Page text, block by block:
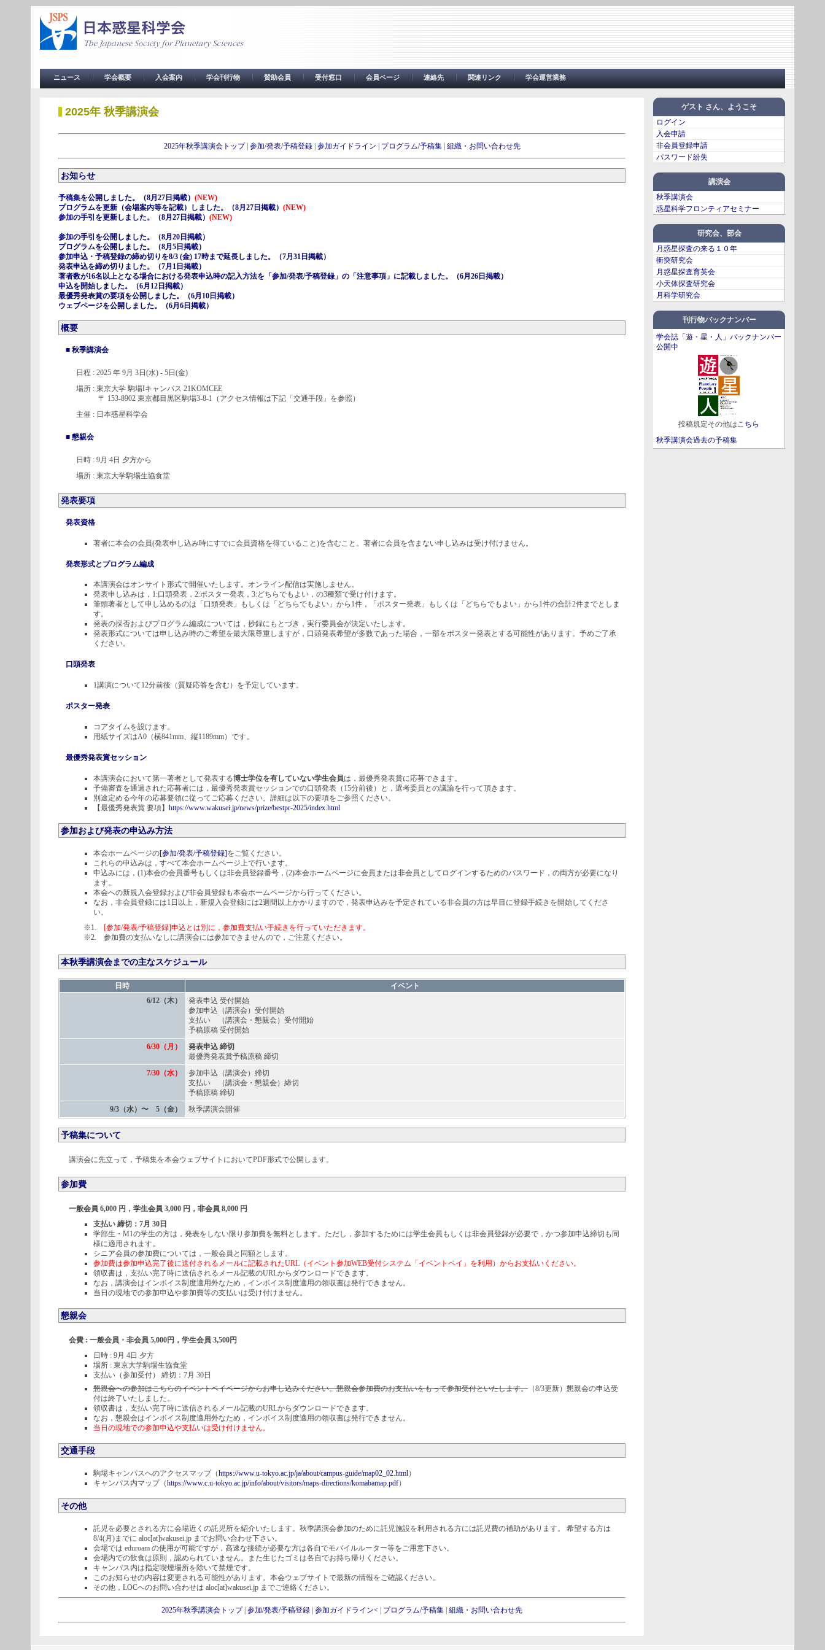
ニュース 学会概要 入会案内 学会刊行物 賛助会員 受付窓口 会員ページ 連絡先 関連リンク 学会運営業務
ゲスト さん、ようこそ
ログイン
入会申請
非会員登録申請
パスワード紛失
講演会
秋季講演会
惑星科学フロンティアセミナー
研究会、部会
月惑星探査の来る１０年
衝突研究会
月惑星探査育英会
小天体探査研究会
月科学研究会
刊行物バックナンバー
学会誌「遊・星・人」バックナンバー
公開中
投稿規定その他はこちら
秋季講演会過去の予稿集
2025年 秋季講演会
2025年秋季講演会トップ| 参加/発表/予稿登録| 参加ガイドライン プログラム/予稿集| 組織・お問い合わせ先
お知らせ
予稿集を公開しました。（8月27日掲載） (NEW)
プログラムを更新（会場案内等を記載）しました。（8月27日掲載） (NEW)
参加の手引 を更新しました。（8月27日掲載） (NEW)
参加の手引を公開しました。（8月20日掲載）
プログラムを公開しました。（8月5日掲載）
参加申込・予稿登録の締め切りを8/3 (金) 17時まで延長しました。（7月31日掲載）
発表申込を締め切りました。（7月1日掲載）
著者数が16名以上となる場合における発表申込時の記入方法を「参加/発表/予稿登録」の「注意事項」に記載しました。（6月26日掲載）
申込を開始しました。（6月12日掲載）
最優秀発表賞の要項を公開しました。（6月10日掲載）
ウェブページを公開しました。（6月6日掲載）
概要
■ 秋季講演会
日程 : 2025 年 9月 3日(水) - 5日(金)
場所 : 東京大学 駒場Iキャンパス 21KOMCEE
〒 153-8902 東京都目黒区駒場3-8-1（アクセス情報は下記「交通手段」を参照）
主催 : 日本惑星科学会
■ 懇親会
日時 : 9月 4日 夕方から
場所 : 東京大学駒場生協食堂
発表要項
発表資格
著者に本会の会員(発表申し込み時にすでに会員資格を得ていること)を含むこと。著者に会員を含まない申し込みは受け付けません。
発表形式とプログラム編成
本講演会はオンサイト形式で開催いたします。オンライン配信は実施しません。
発表申し込みは，1:口頭発表，2:ポスター発表，3:どちらでもよい，の3種類で受け付けます。
筆頭著者として申し込めるのは「口頭発表」もしくは「どちらでもよい」から1件，「ポスター発表」もしくは「どちらでもよい」から1件の合計2件までとしま
す。
発表の採否およびプログラム編成については，抄録にもとづき，実行委員会が決定いたします。
発表形式については申し込み時のご希望を最大限尊重しますが，口頭発表希望が多数であった場合，一部をポスター発表とする可能性があります。予めご了承
ください。
口頭発表
1講演について12分前後（質疑応答を含む）を予定しています。
ポスター発表
コアタイムを設けます。
用紙サイズはA0（横841mm、縦1189mm）です。
最優秀発表賞セッション
本講演会において第一著者として発表する博士学位を有していない学生会員は，最優秀発表賞に応募できます。
予備審査を通過された応募者には，最優秀発表賞セッションでの口頭発表（15分前後）と，選考委員との議論を行って頂きます。
別途定める今年の応募要領に従ってご応募ください。詳細は以下の要項をご参照ください。
【最優秀発表賞 要項】 https://www.wakusei.jp/news/prize/bestpr-2025/index.html
参加および発表の申込み方法
本会ホームページの[参加/発表/予稿登録]をご覧ください。
これらの申込みは，すべて本会ホームページ上で行います。
申込みには，(1)本会の会員番号もしくは非会員登録番号，(2)本会ホームページに会員または非会員としてログインするためのパスワード，の両方が必要になり
ます。
本会への新規入会登録および非会員登録も本会ホームページから行ってください。
なお，非会員登録には1日以上，新規入会登録には2週間以上かかりますので，発表申込みを予定されている非会員の方は早目に登録手続きを開始してくださ
い。
※1. [参加/発表/予稿登録]申込とは別に，参加費支払い手続きを行っていただきます。
※2. 参加費の支払いなしに講演会には参加できませんので，ご注意ください。
本秋季講演会までの主なスケジュール
日時
イベント
6/12（木）
発表申込 受付開始
参加申込（講演会）受付開始
支払い （講演会・懇親会）受付開始
予稿原稿 受付開始
6/30（月）
発表申込 締切
最優秀発表賞予稿原稿 締切
7/30（水）
参加申込（講演会）締切
支払い （講演会・懇親会）締切
予稿原稿 締切
9/3（水）〜 5（金）
秋季講演会開催
予稿集について
講演会に先立って，予稿集を本会ウェブサイトにおいてPDF形式で公開します。
参加費
一般会員 6,000 円，学生会員 3,000 円，非会員 8,000 円
支払い 締切：7月 30日
学部生・M1の学生の方は，発表をしない限り参加費を無料とします。ただし，参加するためには学生会員もしくは非会員登録が必要で，かつ参加申込締切も同
様に適用されます。
シニア会員の参加費については，一般会員と同額とします。
参加費は参加申込完了後に送付されるメールに記載されたURL（イベント参加WEB受付システム「イベントペイ」を利用）からお支払いください。
領収書は，支払い完了時に送信されるメール記載のURLからダウンロードできます。
なお，講演会はインボイス制度適用外なため，インボイス制度適用の領収書は発行できません。
当日の現地での参加申込や参加費等の支払いは受け付けません。
懇親会
会費 : 一般会員・非会員 5,000円，学生会員 3,500円
日時 : 9月 4日 夕方
場所 : 東京大学駒場生協食堂
支払い（参加受付） 締切：7月 30日
懇親会への参加はこちらのイベントペイページからお申し込みください。懇親会参加費のお支払いをもって参加受付といたします。 （8/3更新）懇親会の申込受
付は終了いたしました。
領収書は，支払い完了時に送信されるメール記載のURLからダウンロードできます。
なお，懇親会はインボイス制度適用外なため，インボイス制度適用の領収書は発行できません。
当日の現地での参加申込や支払いは受け付けません。
交通手段
駒場キャンパスへのアクセスマップ（https://www.u-tokyo.ac.jp/ja/about/campus-guide/map02_02.html）
キャンパス内マップ（https://www.c.u-tokyo.ac.jp/info/about/visitors/maps-directions/komabamap.pdf）
その他
託児を必要とされる方に会場近くの託児所を紹介いたします。秋季講演会参加のために託児施設を利用される方には託児費の補助があります。 希望する方は
8/4(月)までに aloc[at]wakusei.jp までお問い合わせ下さい。
会場では eduroam の使用が可能ですが，高速な接続が必要な方は各自でモバイルルーター等をご用意下さい。
会場内での飲食は原則，認められていません。また生じたゴミは各自でお持ち帰りください。
キャンパス内は指定喫煙場所を除いて禁煙です。
このお知らせの内容は変更される可能性があります。本会ウェブサイトで最新の情報をご確認ください。
その他，LOCへのお問い合わせは aloc[at]wakusei.jp までご連絡ください。
2025年秋季講演会トップ| 参加/発表/予稿登録 参加ガイドライン< プログラム/予稿集 組織・お問い合わせ先